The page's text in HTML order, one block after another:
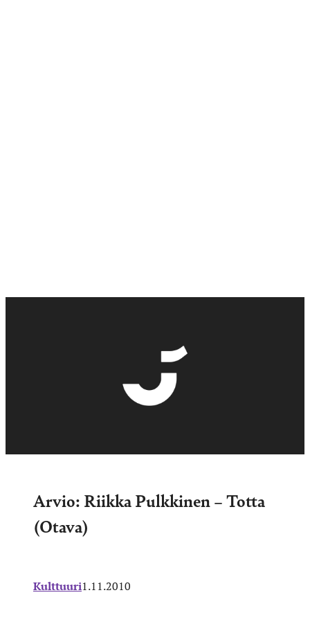
Arvio: Riikka Pulkkinen – Totta
(Otava)
Kulttuuri1.11.2010